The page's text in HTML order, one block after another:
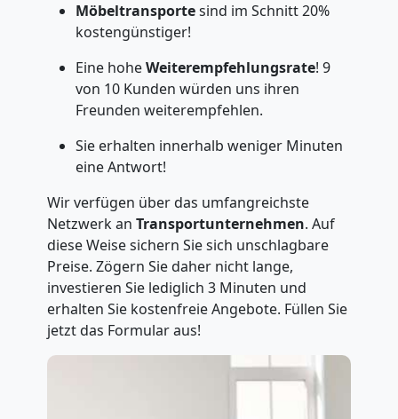
Möbeltransportesind im Schnitt 20%
kostengünstiger!
Eine hoheWeiterempfehlungsrate! 9
von 10 Kunden würden uns ihren
Freunden weiterempfehlen.
Sie erhalten innerhalb weniger Minuten
eine Antwort!
Wir verfügen über das umfangreichste
Netzwerk an Transportunternehmen. Auf
diese Weise sichern Sie sich unschlagbare
Preise. Zögern Sie daher nicht lange,
investieren Sie lediglich 3 Minuten und
erhalten Sie kostenfreie Angebote. Füllen Sie
jetzt das Formular aus!